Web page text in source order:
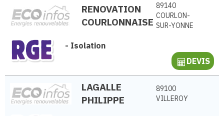
RENOVATION
COURLONNAISE
89140
COURLON-
SUR-YONNE
- Isolation
DEVIS
LAGALLE
PHILIPPE
89100
VILLEROY